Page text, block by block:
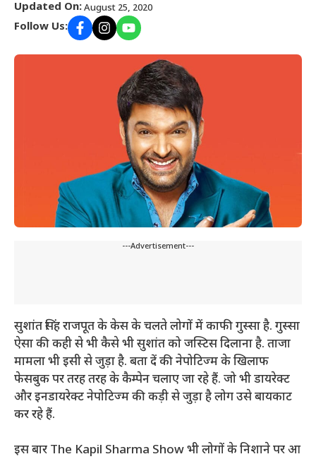
Updated On:August 25, 2020
Follow Us:
---Advertisement---
सुशांत सिंह राजपूत के केस के चलते लोगों में काफी गुस्सा है. गुस्सा
ऐसा की कही से भी कैसे भी सुशांत को जस्टिस दिलाना है. ताजा
मामला भी इसी से जुड़ा है. बता दें की नेपोटिज्म के खिलाफ
फेसबुक पर तरह तरह के कैम्पेन चलाए जा रहे हैं. जो भी डायरेक्ट
और इनडायरेक्ट नेपोटिज्म की कड़ी से जुड़ा है लोग उसे बायकाट
कर रहे हैं.
इस बार The Kapil Sharma Show भी लोगों के निशाने पर आ